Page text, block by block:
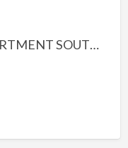
SERVICE APARTMENT SOUTH RESIDENCE